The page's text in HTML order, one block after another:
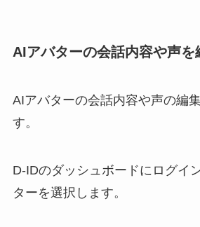
AIアバターの会話内容や声を
AIアバターの会話内容や声の編
す。
D-IDのダッシュボードにログイ
ターを選択します。